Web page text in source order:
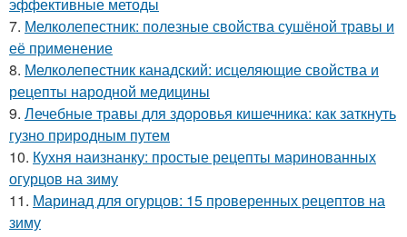
7. Мелколепестник: полезные свойства сушёной травы и
её применение
8. Мелколепестник канадский: исцеляющие свойства и
рецепты народной медицины
9. Лечебные травы для здоровья кишечника: как заткнуть
гузно природным путем
10. Кухня наизнанку: простые рецепты маринованных
огурцов на зиму
11. Маринад для огурцов: 15 проверенных рецептов на
зиму